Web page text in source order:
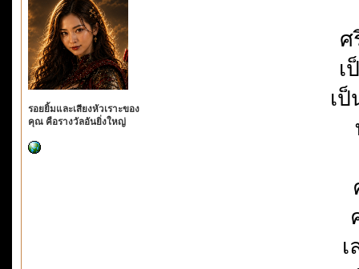
รอยยิ้มและเสียงหัวเราะของ
คุณ คือรางวัลอันยิ่งใหญ่
ศ
เ
เ